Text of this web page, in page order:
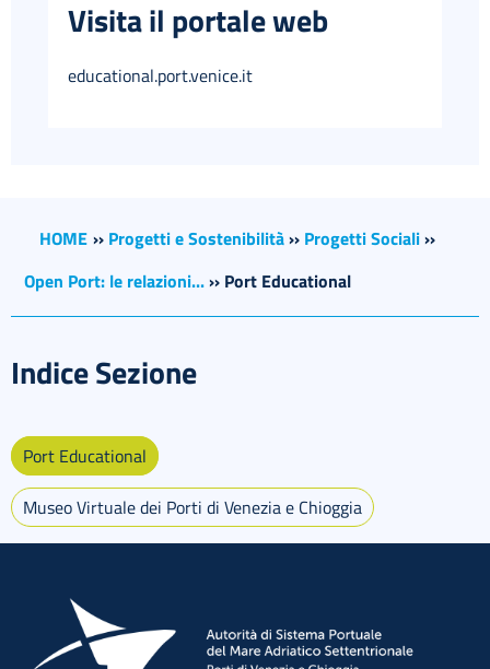
Visita il portale web
educational.port.venice.it
HOME ›› Progetti e Sostenibilità›› Progetti Sociali››
Open Port: le relazioni...›› Port Educational
Indice Sezione
Port Educational
Museo Virtuale dei Porti di Venezia e Chioggia